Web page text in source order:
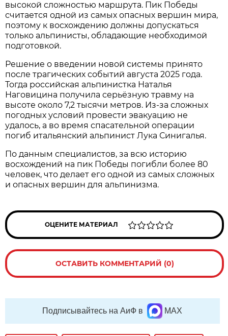
высокой сложностью маршрута. Пик Победы
считается одной из самых опасных вершин мира,
поэтому к восхождению должны допускаться
только альпинисты, обладающие необходимой
подготовкой.
Решение о введении новой системы принято
после трагических событий августа 2025 года.
Тогда российская альпинистка Наталья
Наговицина получила серьёзную травму на
высоте около 7,2 тысячи метров. Из-за сложных
погодных условий провести эвакуацию не
удалось, а во время спасательной операции
погиб итальянский альпинист Лука Синигалья.
По данным специалистов, за всю историю
восхождений на пик Победы погибли более 80
человек, что делает его одной из самых сложных
и опасных вершин для альпинизма.
ОЦЕНИТЕ МАТЕРИАЛ
ОСТАВИТЬ КОММЕНТАРИЙ (0)
Подписывайтесь на АиФ в MAX